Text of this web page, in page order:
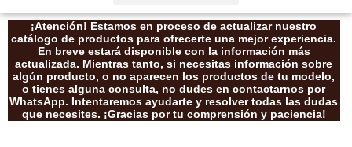
¡Atención! Estamos en proceso de actualizar nuestro
catálogo de productos para ofrecerte una mejor experiencia.
En breve estará disponible con la información más
actualizada. Mientras tanto, si necesitas información sobre
algún producto, o no aparecen los productos de tu modelo,
o tienes alguna consulta, no dudes en contactarnos por
WhatsApp. Intentaremos ayudarte y resolver todas las dudas
que necesites. ¡Gracias por tu comprensión y paciencia!